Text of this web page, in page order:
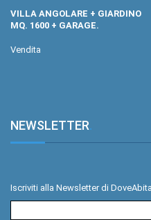
VILLA ANGOLARE + GIARDINO
MQ. 1600 + GARAGE.
Vendita
NEWSLETTER.
Iscriviti alla Newsletter di